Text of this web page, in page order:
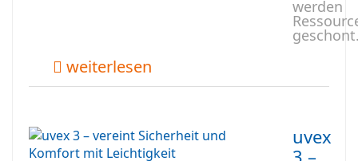
werden
weiterlesen
uvex
3 –